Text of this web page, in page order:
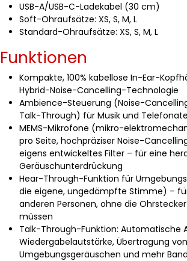
USB-A/USB-C-Ladekabel (30 cm)
Soft-Ohraufsätze: XS, S, M, L
Standard-Ohraufsätze: XS, S, M, L
Funktionen
Kompakte, 100% kabellose In-Ear-
Hybrid-Noise-Cancelling-Technologie
Ambience-Steuerung (Noise-
Talk-Through) für Musik und Telefonate
MEMS-Mikrofone (mikro-
pro Seite, hochpräziser Noise-
eigens entwickeltes Filter – für eine
Geräuschunterdrückung
Hear-Through-Funktion für
die eigene, ungedämpfte Stimme) –
anderen Personen, ohne die
müssen
Talk-Through-Funktion: Automatische
Wiedergabelautstärke, Übertragung von
Umgebungsgeräuschen und mehr